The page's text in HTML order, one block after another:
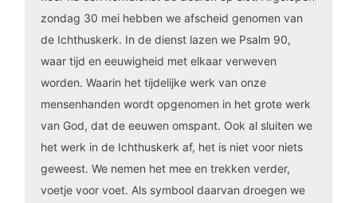
zondag 30 mei hebben we afscheid genomen van
de Ichthuskerk. In de dienst lazen we Psalm 90,
waar tijd en eeuwigheid met elkaar verweven
worden. Waarin het tijdelijke werk van onze
mensenhanden wordt opgenomen in het grote werk
van God, dat de eeuwen omspant. Ook al sluiten we
het werk in de Ichthuskerk af, het is niet voor niets
geweest. We nemen het mee en trekken verder,
voetje voor voet. Als symbool daarvan droegen we